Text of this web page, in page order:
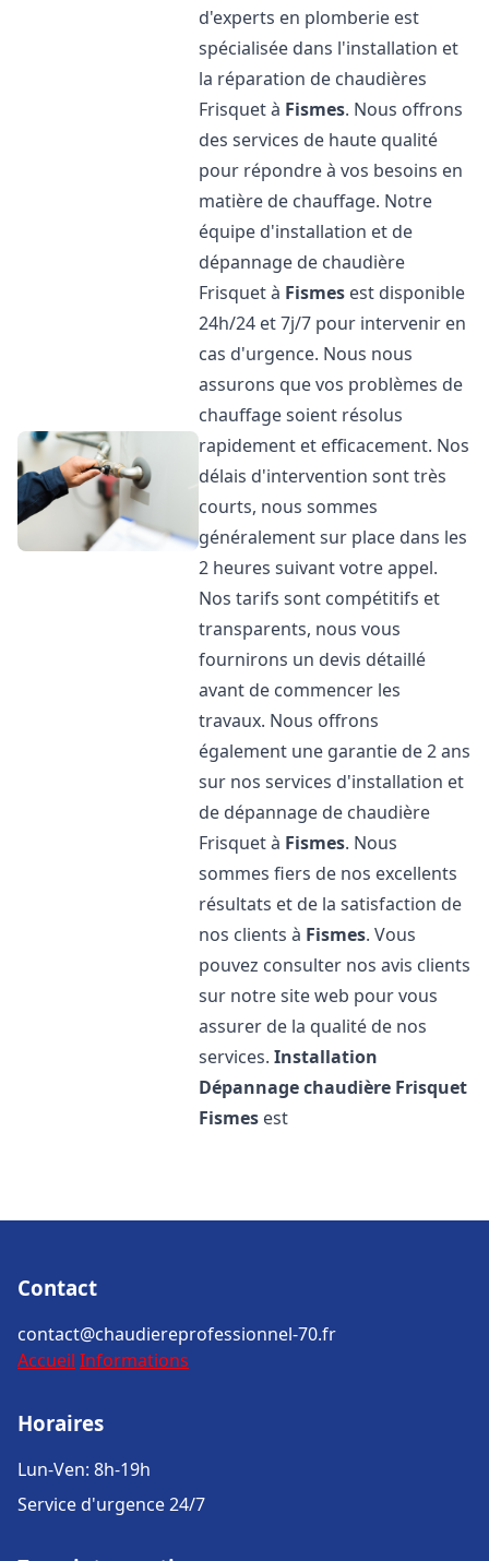
d'experts en plomberie est
spécialisée dans l'installation et
la réparation de chaudières
Frisquet à Fismes. Nous offrons
des services de haute qualité
pour répondre à vos besoins en
matière de chauffage. Notre
équipe d'installation et de
dépannage de chaudière
Frisquet à Fismes est disponible
24h/24 et 7j/7 pour intervenir en
cas d'urgence. Nous nous
assurons que vos problèmes de
chauffage soient résolus
rapidement et efficacement. Nos
délais d'intervention sont très
courts, nous sommes
généralement sur place dans les
2 heures suivant votre appel.
Nos tarifs sont compétitifs et
transparents, nous vous
fournirons un devis détaillé
avant de commencer les
travaux. Nous offrons
également une garantie de 2 ans
sur nos services d'installation et
de dépannage de chaudière
Frisquet à Fismes. Nous
sommes fiers de nos excellents
résultats et de la satisfaction de
nos clients à Fismes. Vous
pouvez consulter nos avis clients
sur notre site web pour vous
assurer de la qualité de nos
services.Installation
Dépannage chaudière Frisquet
Fismes est
Contact
contact@chaudiereprofessionnel-70.fr
Accueil Informations
Horaires
Lun-Ven: 8h-19h
Service d'urgence 24/7